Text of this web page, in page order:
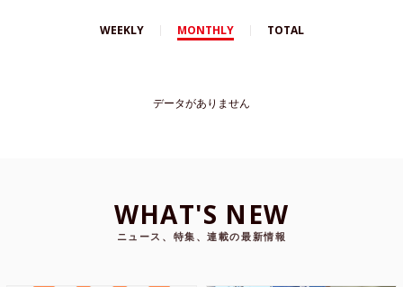
WEEKLY MONTHLY TOTAL
データがありません
WHAT'S NEW
ニュース、特集、連載の最新情報